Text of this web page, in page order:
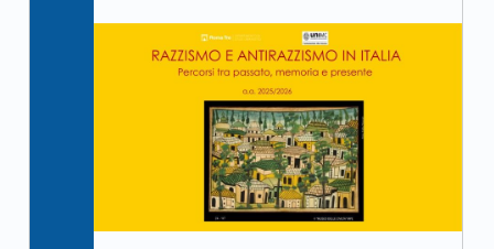
Link identifier archive #link-archive-thumb-soap-92055